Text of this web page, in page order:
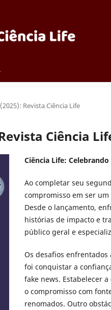
Revista Ciência Life
Ciência
Ciência Life:
Ao completar seu
compromisso em ser
Desde o lançamento,
histórias de impacto e
público geral e
Os desafios
foi conquistar a
fake news. Estabelecer
o compromisso com
renomados. Outro